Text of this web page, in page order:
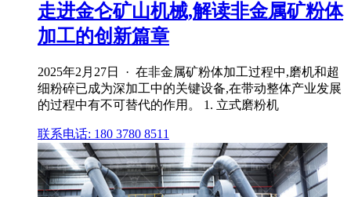
走进金仑矿山机械,解读非金属矿粉体
加工的创新篇章
2025年2月27日 · 在非金属矿粉体加工过程中,磨机和超
细粉碎已成为深加工中的关键设备,在带动整体产业发展
的过程中有不可替代的作用。 1. 立式磨粉机
联系电话: 180 3780 8511